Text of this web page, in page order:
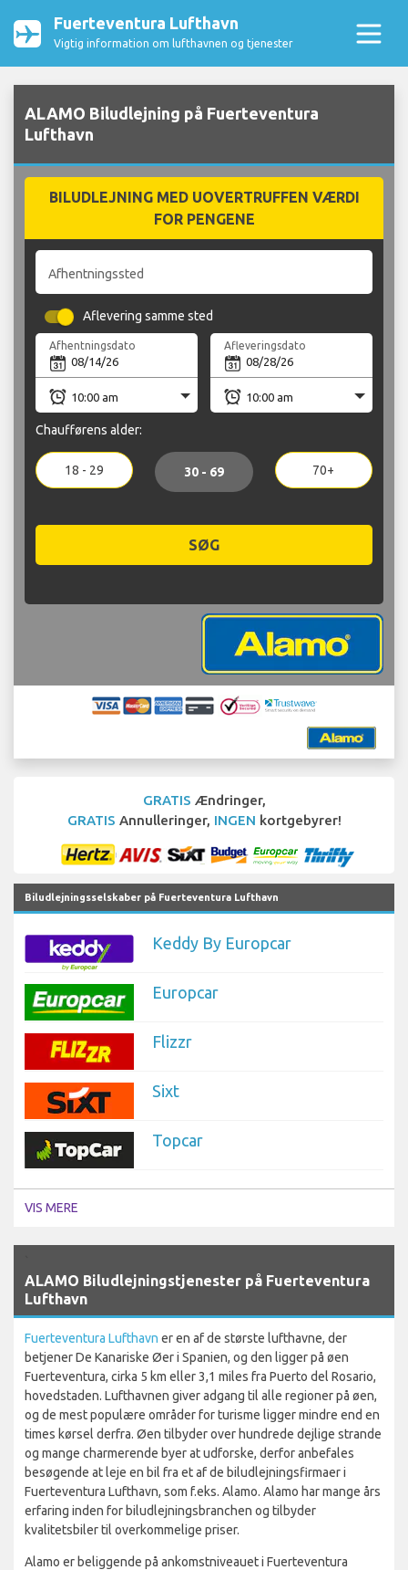
Fuerteventura Lufthavn
Vigtig information om lufthavnen og tjenester
ALAMO Biludlejning på Fuerteventura
Lufthavn
BILUDLEJNING MED UOVERTRUFFEN VÆRDI
FOR PENGENE
Afhentningssted
Aflevering samme sted
Afhentningsdato Afleveringsdato
Chaufførens alder:
18 - 29 30 - 69 70+
SØG
GRATIS Ændringer,
GRATIS Annulleringer, INGEN kortgebyrer!
Biludlejningsselskaber på Fuerteventura Lufthavn
Keddy By Europcar
Europcar
Flizzr
Sixt
Topcar
VIS MERE
ALAMO Biludlejningstjenester på Fuerteventura
Lufthavn
Fuerteventura Lufthavn er en af de største lufthavne, der
betjener De Kanariske Øer i Spanien, og den ligger på øen
Fuerteventura, cirka 5 km eller 3,1 miles fra Puerto del Rosario,
hovedstaden. Lufthavnen giver adgang til alle regioner på øen,
og de mest populære områder for turisme ligger mindre end en
times kørsel derfra. Øen tilbyder over hundrede dejlige strande
og mange charmerende byer at udforske, derfor anbefales
besøgende at leje en bil fra et af de biludlejningsfirmaer i
Fuerteventura Lufthavn, som f.eks. Alamo. Alamo har mange års
erfaring inden for biludlejningsbranchen og tilbyder
kvalitetsbiler til overkommelige priser.
Alamo er beliggende på ankomstniveauet i Fuerteventura